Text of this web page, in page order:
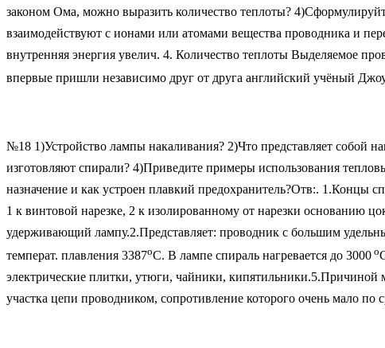
законом Ома, можно выразить количество теплоты?
взаимодействуют с ионами или атомами вещества проводника и
внутренняя энергия увелич. 4. Количество теплоты Выделяемое
впервые пришли независимо друг от друга английский учёный
№18 1)Устройство лампы накаливания? 2)Что представляет собой
изготовляют спирали? 4)Приведите примеры использования
назначение и как устроен плавкий предохранитель?Отв:. 1.Концы
1 к винтовой нарезке, 2 к изолированному от нарезки основанию
удерживающий лампу.2.Представляет: проводник с большим
температ. плавления 3387оС. В лампе спираль нагревается до 3000 о
электрические плитки, утюги, чайники,
участка цепи проводником, сопротивление которого очень мало